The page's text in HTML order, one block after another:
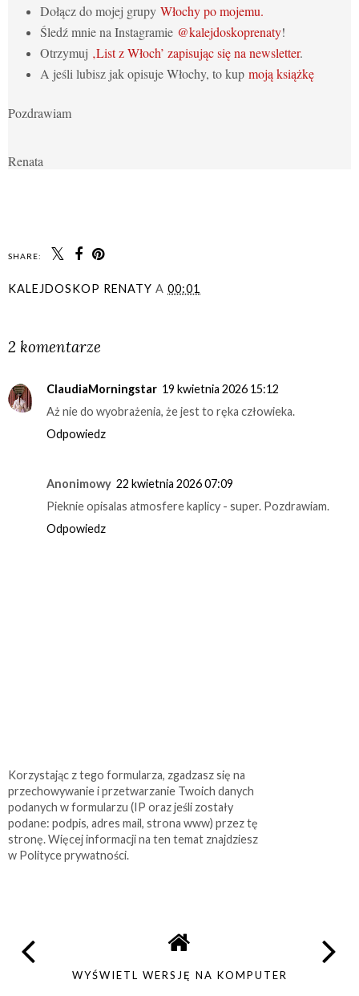
Dołącz do mojej grupy Włochy po mojemu.
Śledź mnie na Instagramie @kalejdoskoprenaty!
Otrzymuj ‚List z Włoch’ zapisując się na newsletter.
A jeśli lubisz jak opisuje Włochy, to kup moją książkę
Pozdrawiam
Renata
SHARE:
KALEJDOSKOP RENATY A 00:01
2 komentarze
ClaudiaMorningstar 19 kwietnia 2026 15:12
Aż nie do wyobrażenia, że jest to ręka człowieka.
Odpowiedz
Anonimowy 22 kwietnia 2026 07:09
Pieknie opisalas atmosfere kaplicy - super. Pozdrawiam.
Odpowiedz
Korzystając z tego formularza, zgadzasz się na
przechowywanie i przetwarzanie Twoich danych
podanych w formularzu (IP oraz jeśli zostały
podane: podpis, adres mail, strona www) przez tę
stronę. Więcej informacji na ten temat znajdziesz
w Polityce prywatności.
WYŚWIETL WERSJĘ NA KOMPUTER